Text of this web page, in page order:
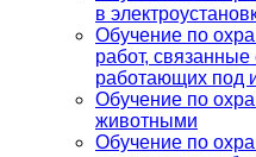
в
Обучение по
работ, связанные
работающих под
Обучение по
животными
Обучение по